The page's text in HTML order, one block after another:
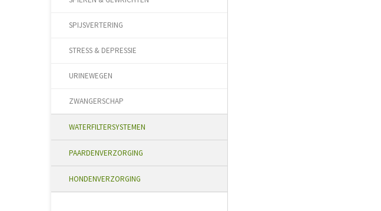
SPIJSVERTERING
STRESS & DEPRESSIE
URINEWEGEN
ZWANGERSCHAP
WATERFILTERSYSTEMEN
PAARDENVERZORGING
HONDENVERZORGING